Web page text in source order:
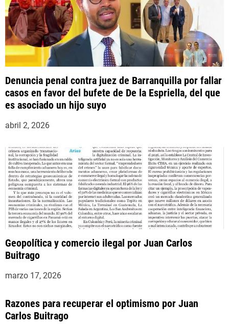
d
a
s
Denuncia penal contra juez de Barranquilla por fallar
casos en favor del bufete de De la Espriella, del que
es asociado un hijo suyo
abril 2, 2026
Geopolítica y comercio ilegal por Juan Carlos
Buitrago
marzo 17, 2026
Razones para recuperar el optimismo por Juan
Carlos Buitrago